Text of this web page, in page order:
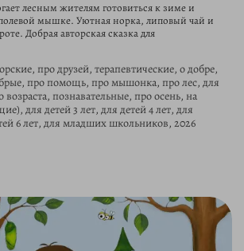
лесным жителям готовиться к зиме и
полевой мышке. Уютная норка, липовый чай и
Добрая авторская сказка для
про друзей, терапевтические, о добре,
про помощь, про мышонка, про лес, для
познавательные, про осень, на
для детей 3 лет, для детей 4 лет, для
6 лет, для младших школьников, 2026